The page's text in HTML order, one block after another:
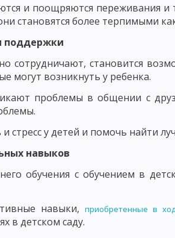
КОМПЕТЕНТНОСТЬ ПЕДАГОГА
К УЧИТЕЛЮ:
ОБЩЕНИЯ СТИЛИ ПЕДАГОГИЧЕСКОГО
ХАРАКТЕРИСТИКИ И СВОЙСТВА
ИСТОРИЯ РАЗВИТИЯ ДИДАКТИКИ
ИСТОРИЯ РАЗВИТИЯ ДИДАКТИКИ:
ДИДАКТИКИ
и поощряются переживания и
становятся более терпимыми
поддержки
сотрудничают, становится
могут возникнуть у ребенка.
проблемы в общении с
стресс у детей и помочь найти
навыков
обучения с обучением в
навыки, приобретенные в
в детском саду.